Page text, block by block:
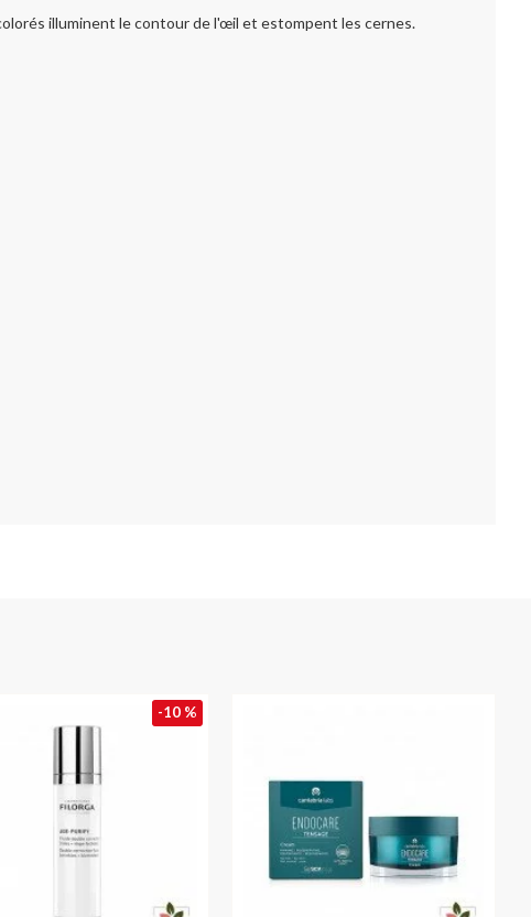
illuminent le contour de l'œil et estompent les cernes.
-10 %